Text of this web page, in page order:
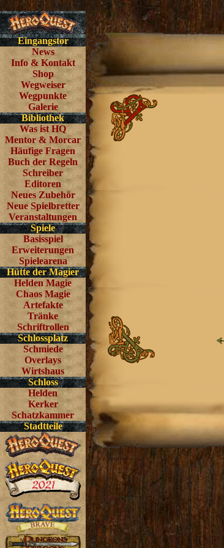
Eingangstor
News
Info & Kontakt
Shop
Wegweiser
Wegpunkte
Galerie
Bibliothek
Was ist HQ
Mentor & Morcar
Häufige Fragen
Buch der Regeln
Schreiber
Editoren
Neues Zubehör
Neue Spielbretter
Veranstaltungen
Spiele
Basisspiel
Erweiterungen
Spielearena
Hütte der Magier
Helden Magie
Chaos Magie
Artefakte
Tränke
Schriftrollen
Schlossplatz
Schmiede
Overlays
Wirtshaus
Schloss
Helden
Kerker
Schatzkammer
Stadtteile